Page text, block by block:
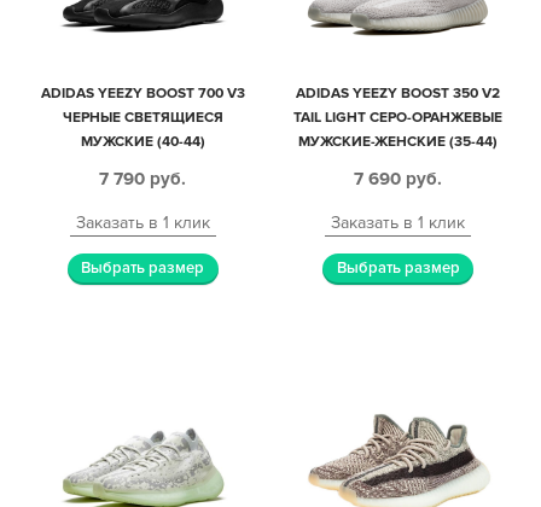
ADIDAS YEEZY BOOST 700 V3
ЧЕРНЫЕ СВЕТЯЩИЕСЯ
МУЖСКИЕ (40-44)
7 790 руб.
Заказать в 1 клик
Выбрать размер
ADIDAS YEEZY BOOST 350 V2
TAIL LIGHT СЕРО-ОРАНЖЕВЫЕ
МУЖСКИЕ-ЖЕНСКИЕ (35-44)
7 690 руб.
Заказать в 1 клик
Выбрать размер